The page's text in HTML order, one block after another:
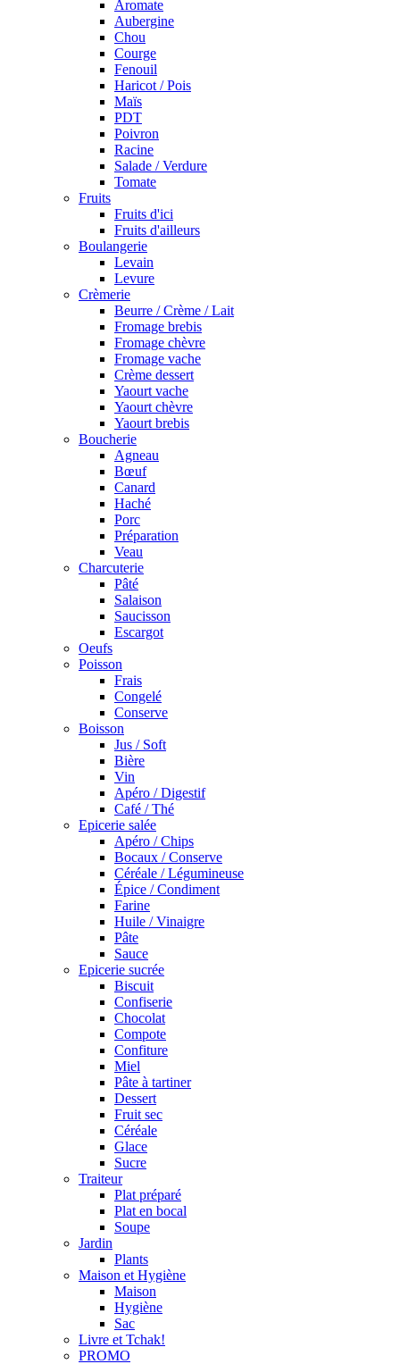
Aromate
Aubergine
Chou
Courge
Fenouil
Haricot / Pois
Maïs
PDT
Poivron
Racine
Salade / Verdure
Tomate
Fruits
Fruits d'ici
Fruits d'ailleurs
Boulangerie
Levain
Levure
Crèmerie
Beurre / Crème / Lait
Fromage brebis
Fromage chèvre
Fromage vache
Crème dessert
Yaourt vache
Yaourt chèvre
Yaourt brebis
Boucherie
Agneau
Bœuf
Canard
Haché
Porc
Préparation
Veau
Charcuterie
Pâté
Salaison
Saucisson
Escargot
Oeufs
Poisson
Frais
Congelé
Conserve
Boisson
Jus / Soft
Bière
Vin
Apéro / Digestif
Café / Thé
Epicerie salée
Apéro / Chips
Bocaux / Conserve
Céréale / Légumineuse
Épice / Condiment
Farine
Huile / Vinaigre
Pâte
Sauce
Epicerie sucrée
Biscuit
Confiserie
Chocolat
Compote
Confiture
Miel
Pâte à tartiner
Dessert
Fruit sec
Céréale
Glace
Sucre
Traiteur
Plat préparé
Plat en bocal
Soupe
Jardin
Plants
Maison et Hygiène
Maison
Hygiène
Sac
Livre et Tchak!
PROMO